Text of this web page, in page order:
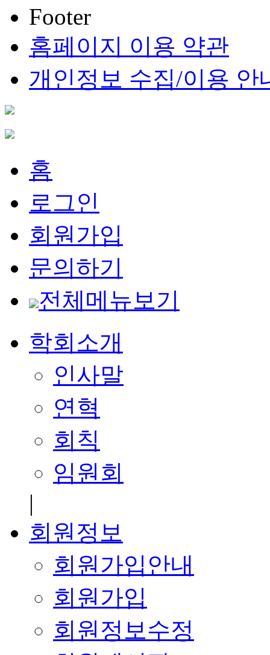
Footer
홈페이지 이용 약관
개인정보 수집/이용 안
홈
로그인
회원가입
문의하기
전체메뉴보기
학회소개
인사말
연혁
회칙
임원회
|
회원정보
회원가입안내
회원가입
회원정보수정